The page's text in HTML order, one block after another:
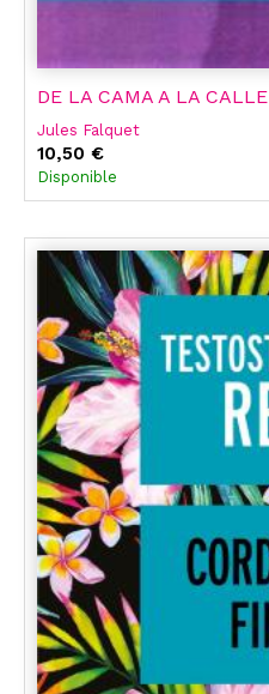
DE LA CAMA A LA CALLE
Jules Falquet
10,50 €
Disponible